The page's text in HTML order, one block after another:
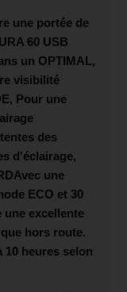
une portée de
60 USB
un OPTIMAL,
visibilité
, Pour une
des
d'éclairage,
Avec une
ECO et 30
une excellente
hors route.
10 heures selon